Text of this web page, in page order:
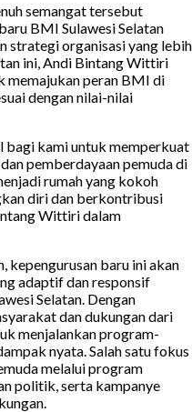
semangat tersebut
BMI Sulawesi Selatan
strategi organisasi yang lebih
ini, Andi Bintang Wittiri
memajukan peran BMI di
dengan nilai-nilai
bagi kami untuk memperkuat
pemberdayaan pemuda di
rumah yang kokoh
diri dan berkontribusi
Wittiri dalam
kepengurusan baru ini akan
adaptif dan responsif
Selatan. Dengan
dan dukungan dari
menjalankan program-
nyata. Salah satu fokus
melalui program
politik, serta kampanye